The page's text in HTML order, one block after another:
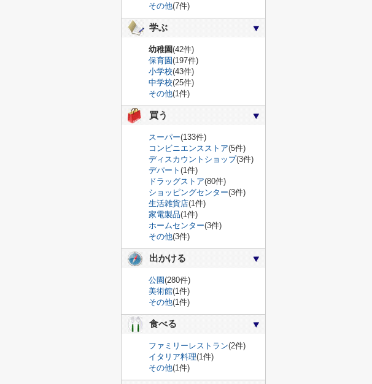
その他(7件)
学ぶ
幼稚園(42件)
保育園(197件)
小学校(43件)
中学校(25件)
その他(1件)
買う
スーパー(133件)
コンビニエンスストア(5件)
ディスカウントショップ(3件)
デパート (1件)
ドラッグストア(80件)
ショッピングセンター(3件)
生活雑貨店(1件)
家電製品(1件)
ホームセンター(3件)
その他(3件)
出かける
公園(280件)
美術館(1件)
その他(1件)
食べる
ファミリーレストラン(2件)
イタリア料理(1件)
その他(1件)